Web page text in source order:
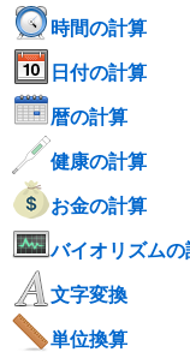
時間の計算
日付の計算
暦の計算
健康の計算
お金の計算
バイオリズムの
文字変換
単位換算